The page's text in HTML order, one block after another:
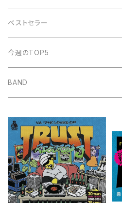
Some Life
かずき山盛り
umitachi
May Forth
Atomic Skipper
ONE BY ONE RECORDS
明日、照らす
i GO
nothingman
JONNY
THE CAMP
デモCD
Beat Light
IF I FELL
Watashi
ベストセラー
今週のTOP5
BAND